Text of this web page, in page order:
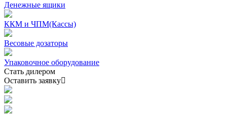
Денежные ящики
ККМ и ЧПМ(Кассы)
Весовые дозаторы
Упаковочное оборудование
Стать дилером
Оставить заявку